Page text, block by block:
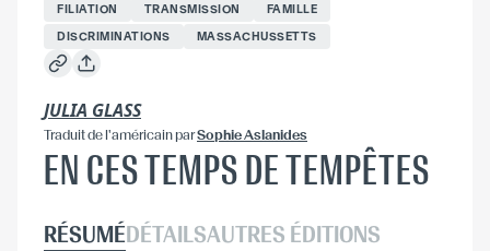
FILIATION
TRANSMISSION
FAMILLE
DISCRIMINATIONS
MASSACHUSSETTS
JULIA GLASS
Traduitde l'américainparSophie Aslanides
EN CES TEMPS DE TEMPÊTES
RÉSUMÉDÉTAILSAUTRES ÉDITIONS